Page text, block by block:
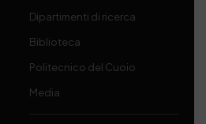
Dipartimenti di ricerca
Biblioteca
Politecnico del Cuoio
Media